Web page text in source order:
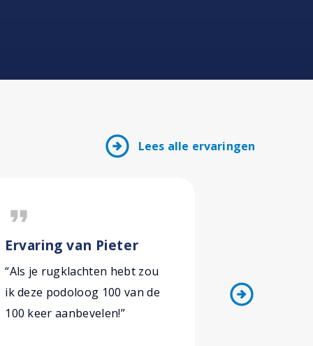
arrow_circle_right Lees alle ervaringen
format_quote
Ervaring van Pieter
“Als je rugklachten hebt zou
ik deze podoloog 100 van de
100 keer aanbevelen!”
vlot! Ik
arrow_circle_right